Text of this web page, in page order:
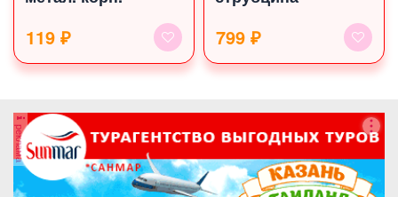
119 ₽ 799 ₽
реклама